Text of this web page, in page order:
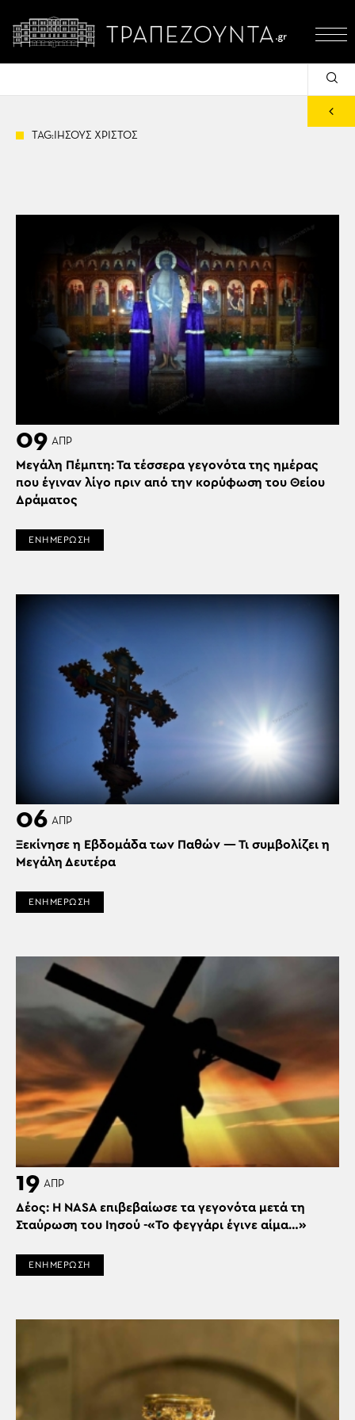
TAG:ΙΗΣΟΥΣ ΧΡΙΣΤΟΣ
09 ΑΠΡ
Μεγάλη Πέμπτη: Τα τέσσερα γεγονότα της ημέρας
που έγιναν λίγο πριν από την κορύφωση του Θείου
Δράματος
ΕΝΗΜΕΡΩΣΗ
06 ΑΠΡ
Ξεκίνησε η Εβδομάδα των Παθών — Τι συμβολίζει η
Μεγάλη Δευτέρα
ΕΝΗΜΕΡΩΣΗ
19 ΑΠΡ
Δέος: Η NASA επιβεβαίωσε τα γεγονότα μετά τη
Σταύρωση του Ιησού -«Το φεγγάρι έγινε αίμα…»
ΕΝΗΜΕΡΩΣΗ